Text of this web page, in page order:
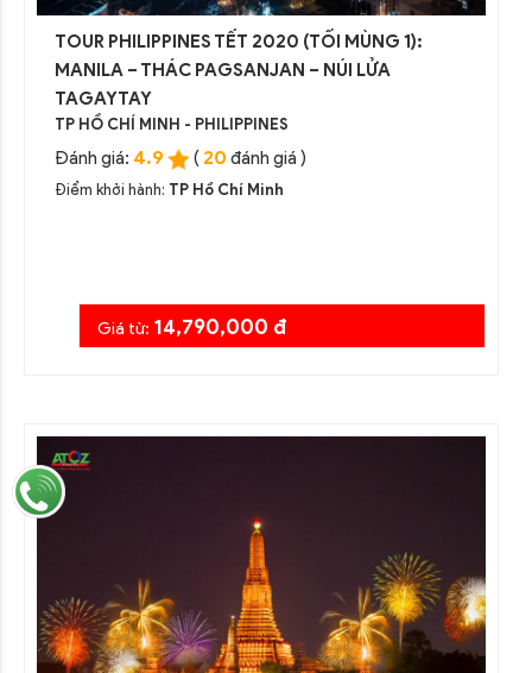
TOUR PHILIPPINES TẾT 2020 (TỐI MÙNG 1):
MANILA – THÁC PAGSANJAN – NÚI LỬA
TAGAYTAY
TP HỒ CHÍ MINH - PHILIPPINES
Đánh giá: 4.9 ( 20 đánh giá )
Điểm khởi hành: TP Hồ Chí Minh
Giá từ: 14,790,000 đ